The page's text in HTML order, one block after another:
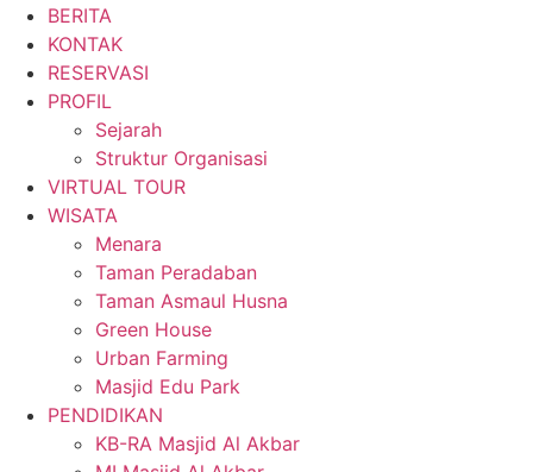
BERITA
KONTAK
RESERVASI
PROFIL
Sejarah
Struktur Organisasi
VIRTUAL TOUR
WISATA
Menara
Taman Peradaban
Taman Asmaul Husna
Green House
Urban Farming
Masjid Edu Park
PENDIDIKAN
KB-RA Masjid Al Akbar